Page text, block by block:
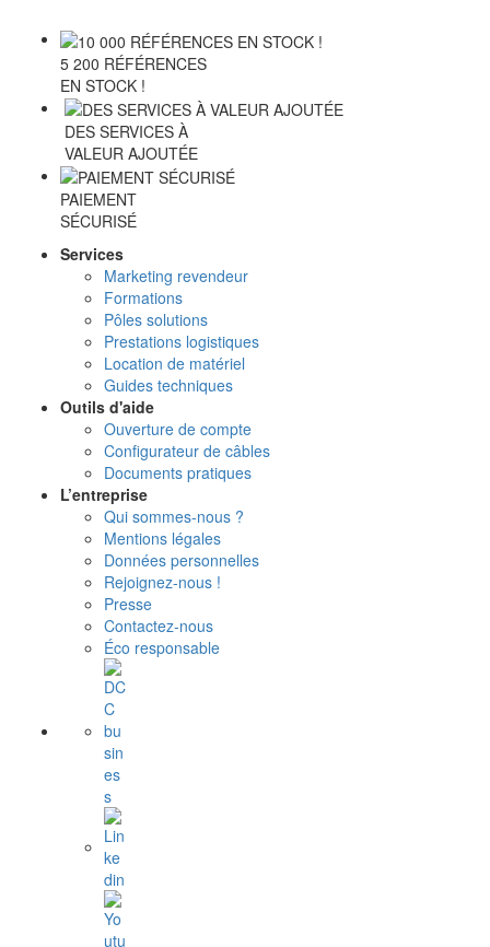
5 200 RÉFÉRENCES
EN STOCK !
DES SERVICES À
VALEUR AJOUTÉE
PAIEMENT
SÉCURISÉ
Services
Marketing revendeur
Formations
Pôles solutions
Prestations logistiques
Location de matériel
Guides techniques
Outils d'aide
Ouverture de compte
Configurateur de câbles
Documents pratiques
L’entreprise
Qui sommes-nous ?
Mentions légales
Données personnelles
Rejoignez-nous !
Presse
Contactez-nous
Éco responsable